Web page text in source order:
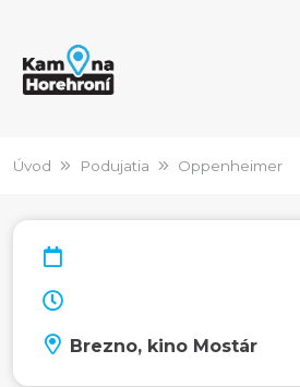
Úvod Podujatia Oppenheimer
Brezno, kino Mostár